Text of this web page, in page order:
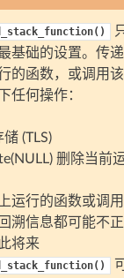
基础的设置。传
的函数，或调用
任何操作：
(TLS)
删除当前
运行的函数或调
溯信息都可能不
将来